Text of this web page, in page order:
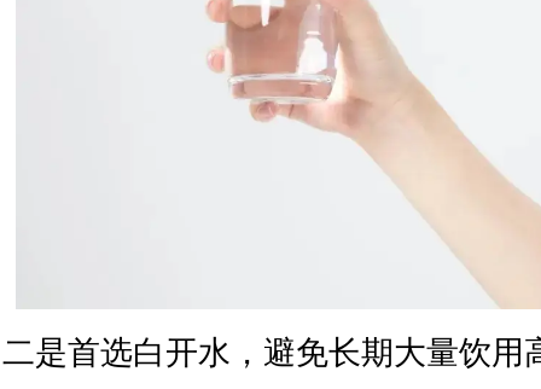
二是首选白开水，避免长期大量饮用